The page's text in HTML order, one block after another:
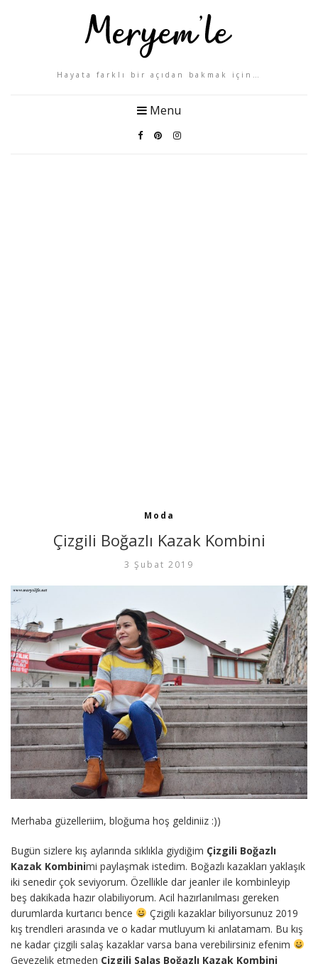
Hayata farklı bir açıdan bakmak için…
Menu
Moda
Çizgili Boğazlı Kazak Kombini
3 Şubat 2019
Merhaba güzelleriim, bloğuma hoş geldiniiz :))
Bugün sizlere kış aylarında sıklıkla giydiğim Çizgili Boğazlı
Kazak Kombinimi paylaşmak istedim. Boğazlı kazakları yaklaşık
iki senedir çok seviyorum. Özellikle dar jeanler ile kombinleyip
beş dakikada hazır olabiliyorum. Acil hazırlanılması gereken
durumlarda kurtarıcı bence
Çzigili kazaklar biliyorsunuz 2019
kış trendleri arasında ve o kadar mutluyum ki anlatamam. Bu kış
ne kadar çizgili salaş kazaklar varsa bana verebilirsiniz efenim
Gevezelik etmeden Çizgili Salaş Boğazlı Kazak Kombini